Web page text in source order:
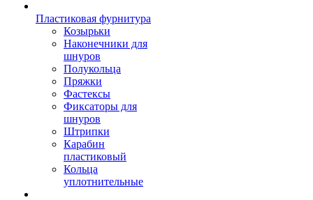
Пластиковая фурнитура
Козырьки
Наконечники для
шнуров
Полукольца
Пряжки
Фастексы
Фиксаторы для
шнуров
Штрипки
Карабин
пластиковый
Кольца
уплотнительные